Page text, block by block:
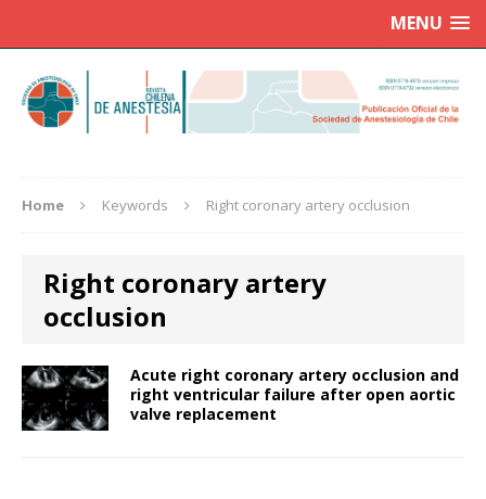
MENU
Home Keywords Right coronary artery occlusion
Right coronary artery
occlusion
Acute right coronary artery occlusion and
right ventricular failure after open aortic
valve replacement